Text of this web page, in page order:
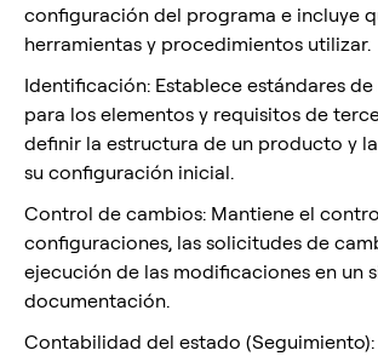
configuración del programa e incluye
herramientas y procedimientos utilizar.
Identificación: Establece estándares
para los elementos y requisitos de
definir la estructura de un producto y
su configuración inicial.
Control de cambios: Mantiene el
configuraciones, las solicitudes de
ejecución de las modificaciones en un
documentación.
Contabilidad del estado